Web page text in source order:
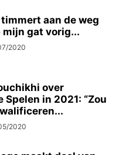
aan de weg
mijn gat vorig...
2020
over
Spelen in 2021: “Zou
2020